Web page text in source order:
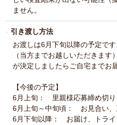
ません。
引き渡し方法
お渡しは6月下旬以降の予定で
（当方までお越しいただきま
が決定しましたらご自宅までお
【今後の予定】
6月上旬： 里親様応募締め切り
6月上旬～中旬頃： お見合い、
6月下旬以降： お届け、トライ